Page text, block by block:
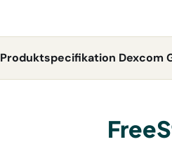
Produktspecifikation Dexcom